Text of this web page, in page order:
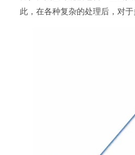
此，在各种复杂的处理后，对